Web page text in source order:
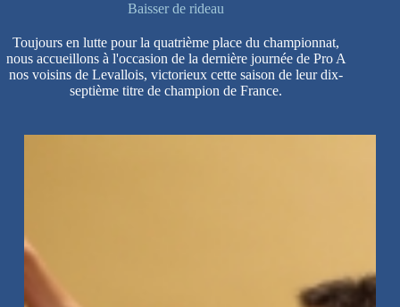
Baisser de rideau
Toujours en lutte pour la quatrième place du championnat,
nous accueillons à l'occasion de la dernière journée de Pro A
nos voisins de Levallois, victorieux cette saison de leur dix-
septième titre de champion de France.